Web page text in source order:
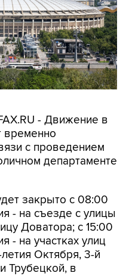
- Движение в
временно
с проведением
департаменте
закрыто с 08:00
- на съезде с улицы
Доватора; с 15:00
- на участках улиц
Октября, 3-й
Трубецкой, в